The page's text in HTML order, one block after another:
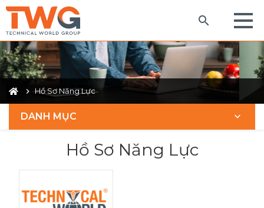
Hồ Sơ Năng Lực
DANH MỤC
Hồ Sơ Năng Lực